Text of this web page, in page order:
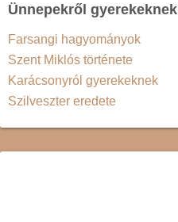
Ünnepekről gyerekeknek
Farsangi hagyományok
Szent Miklós története
Karácsonyról gyerekeknek
Szilveszter eredete